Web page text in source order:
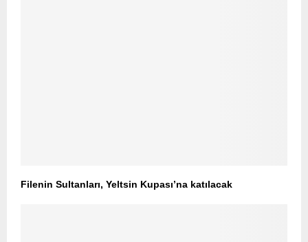
Filenin Sultanları, Yeltsin Kupası’na katılacak